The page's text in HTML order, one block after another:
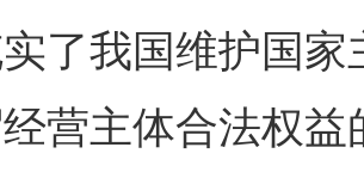
了我国维护国
营主体合法权